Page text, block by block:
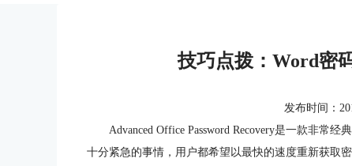
技巧点拨：Word密
发布时间：
Advanced Office Password Recovery是一款非常
十分紧急的事情，用户都希望以最快的速度重新获取